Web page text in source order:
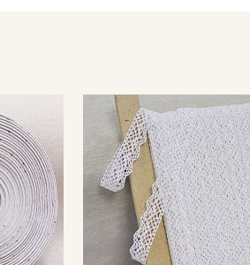
категории тканей
Электронная почта
Подписаться